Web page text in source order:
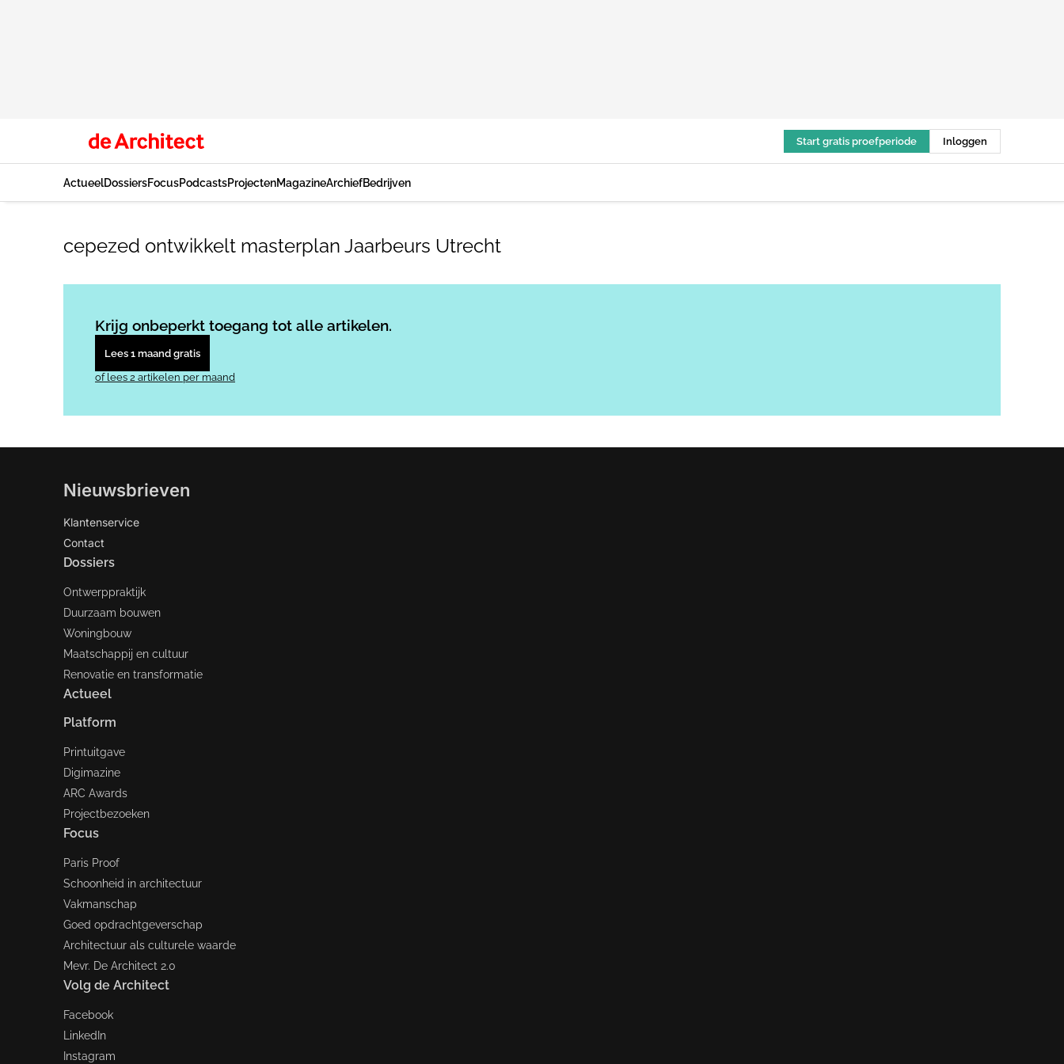
Start gratis proefperiode Inloggen
ActueelDossiersFocusPodcastsProjectenMagazineArchiefBedrijven
cepezed ontwikkelt masterplan Jaarbeurs Utrecht
Krijg onbeperkt toegang tot alle artikelen.
Lees 1 maand gratis
of lees 2 artikelen per maand
Nieuwsbrieven
Klantenservice
Contact
Dossiers
Ontwerppraktijk
Duurzaam bouwen
Woningbouw
Maatschappij en cultuur
Renovatie en transformatie
Actueel
Platform
Printuitgave
Digimazine
ARC Awards
Projectbezoeken
Focus
Paris Proof
Schoonheid in architectuur
Vakmanschap
Goed opdrachtgeverschap
Architectuur als culturele waarde
Mevr. De Architect 2.0
Volg de Architect
Facebook
LinkedIn
Instagram